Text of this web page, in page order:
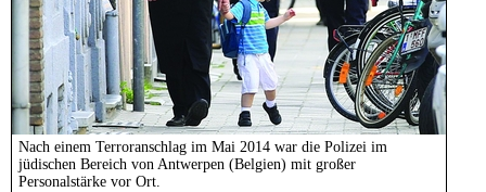
Nach einem Terroranschlag im Mai 2014 war die Polizei im
jüdischen Bereich von Antwerpen (Belgien) mit großer
Personalstärke vor Ort.